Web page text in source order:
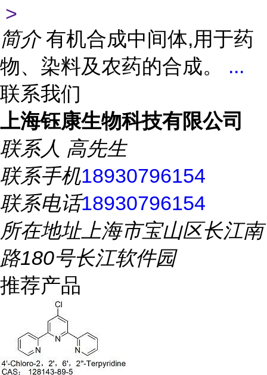
>
简介 有机合成中间体,用于药
物、染料及农药的合成。 ...
联系我们
上海钰康生物科技有限公司
联系人 高先生
联系手机18930796154
联系电话18930796154
所在地址上海市宝山区长江南
路180号长江软件园
推荐产品